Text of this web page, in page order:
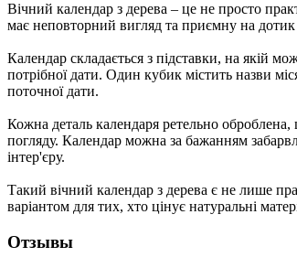
Вічний календар з дерева – це не просто
має неповторний вигляд та приємну на дотик
Календар складається з підставки, на якій
потрібної дати. Один кубик містить назви
поточної дати.
Кожна деталь календаря ретельно
погляду. Календар можна за бажанням
інтер'єру.
Такий вічний календар з дерева є не лише
варіантом для тих, хто цінує натуральні
Отзывы